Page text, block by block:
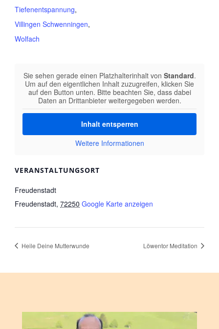
Tiefenentspannung,
Villingen Schwenningen,
Wolfach
VERANSTALTUNGSORT
Freudenstadt
Freudenstadt, 72250 Google Karte anzeigen
Sie sehen gerade einen Platzhalterinhalt von Standard.
Um auf den eigentlichen Inhalt zuzugreifen, klicken Sie
auf den Button unten. Bitte beachten Sie, dass dabei
Daten an Drittanbieter weitergegeben werden.
Inhalt entsperren
Weitere Informationen
Heile Deine Mutterwunde Löwentor Meditation